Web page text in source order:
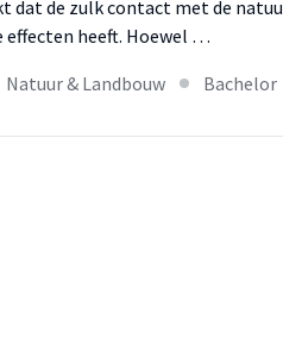
dat de zulk contact met de
effecten heeft. Hoewel …
Natuur & Landbouw Bachelor